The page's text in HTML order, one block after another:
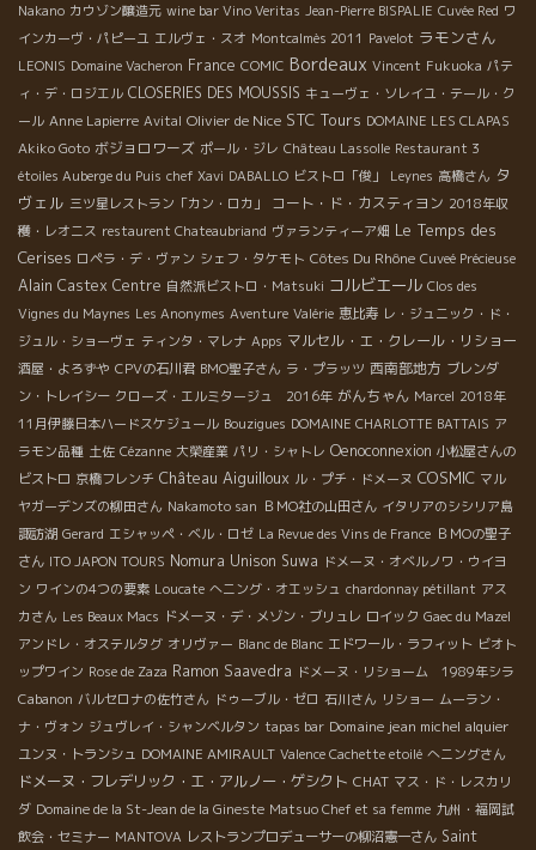
Nakano カウゾン醸造元 wine bar Vino Veritas Jean-Pierre BISPALIE Cuvée Red ワ
インカーヴ・パピーユ エルヴェ・スオ Montcalmès 2011 Pavelot ラモンさん
LEONIS Domaine Vacheron France COMIC Bordeaux Vincent Fukuoka パテ
ィ・デ・ロジエル CLOSERIES DES MOUSSIS キューヴェ・ソレイユ・テール・ク
ール Anne Lapierre Avital Olivier de Nice STC Tours DOMAINE LES CLAPAS
Akiko Goto ボジョロワーズ ポール・ジレ Château Lassolle Restaurant 3
étoiles Auberge du Puis chef Xavi DABALLO ビストロ「俊」 Leynes 高橋さん タ
ヴェル 三ツ星レストラン「カン・ロカ」 コート・ド・カスティヨン 2018年収
穫・レオニス restaurent Chateaubriand ヴァランティーア畑 Le Temps des
Cerises ロペラ・デ・ヴァン シェフ・タケモト Côtes Du Rhône Cuveé Précieuse
Alain Castex Centre 自然派ビストロ・Matsuki コルビエール Clos des
Vignes du Maynes Les Anonymes Aventure Valérie 恵比寿 レ・ジュニック・ド・
ジュル・ショーヴェ ティンタ・マレナ Apps マルセル・エ・クレール・リショー
酒屋・よろずや CPVの石川君 BMO聖子さん ラ・プラッツ 西南部地方 ブレンダ
ン・トレイシー クローズ・エルミタージュ 2016年 がんちゃん Marcel 2018年
11月伊藤日本ハードスケジュール Bouzigues DOMAINE CHARLOTTE BATTAIS ア
ラモン品種 土佐 Cézanne 大榮産業 パリ・シャトレ Oenoconnexion 小松屋さんの
ビストロ 京橋フレンチ Château Aiguilloux ル・プチ・ドメーヌ COSMIC マル
ヤガーデンズの柳田さん Nakamoto san ＢＭО社の山田さん イタリアのシシリア島
諏訪湖 Gerard エシャッペ・ベル・ロゼ La Revue des Vins de France ＢＭОの聖子
さん ITO JAPON TOURS Nomura Unison Suwa ドメーヌ・オベルノワ・ウイヨ
ン ワインの4つの要素 Loucate へニング・オエッシュ chardonnay pétillant アス
カさん Les Beaux Macs ドメーヌ・デ・メゾン・ブリュレ ロイック Gaec du Mazel
アンドレ・オステルタグ オリヴァー Blanc de Blanc エドワール・ラフィット ビオト
ップワイン Rose de Zaza Ramon Saavedra ドメーヌ・リショーム 1989年シラ
Cabanon バルセロナの佐竹さん ドゥーブル・ゼロ 石川さん リショー ムーラン・
ナ・ヴォン ジュヴレイ・シャンベルタン tapas bar Domaine jean michel alquier
ユンヌ・トランシュ DOMAINE AMIRAULT Valence Cachette etoilé へニングさん
ドメーヌ・フレデリック・エ・アルノー・ゲシクト CHAT マス・ド・レスカリ
ダ Domaine de la St-Jean de la Gineste Matsuo Chef et sa femme 九州・福岡試
飲会・セミナー MANTOVA レストランプロデューサーの柳沼憲一さん Saint